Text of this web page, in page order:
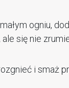
ogniu,
się nie
i smaż